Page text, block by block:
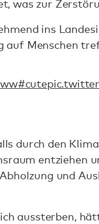
was zur
ins
Menschen
#cute
durch den
entziehen
und
aussterben,